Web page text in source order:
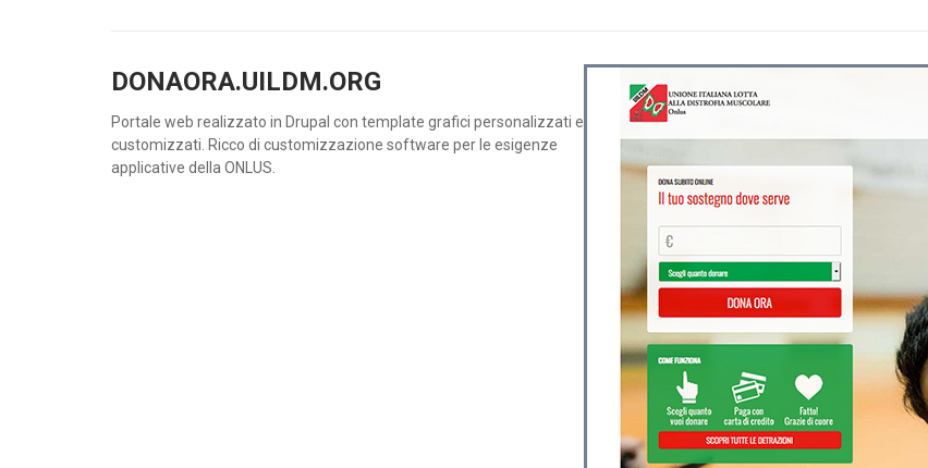
DONAORA.UILDM.ORG
Portale web realizzato in Drupal con template grafici personalizzati e
customizzati. Ricco di customizzazione software per le esigenze
applicative della ONLUS.